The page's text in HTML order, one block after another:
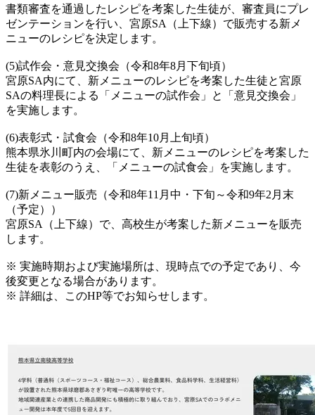
書類審査を通過したレシピを考案した生徒が、審査員にプレ
ゼンテーションを行い、宮原SA（上下線）で販売する新メ
ニューのレシピを決定します。
(5)試作会・意見交換会（令和8年8月下旬頃）
宮原SA内にて、新メニューのレシピを考案した生徒と宮原
SAの料理長による「メニューの試作会」と「意見交換会」
を実施します。
(6)表彰式・試食会（令和8年10月上旬頃）
熊本県氷川町内の会場にて、新メニューのレシピを考案した
生徒を表彰のうえ、「メニューの試食会」を実施します。
(7)新メニュー販売（令和8年11月中・下旬～令和9年2月末
（予定））
宮原SA（上下線）で、高校生が考案した新メニューを販売
します。
※ 実施時期および実施場所は、現時点での予定であり、今
後変更となる場合があります。
※ 詳細は、このHP等でお知らせします。